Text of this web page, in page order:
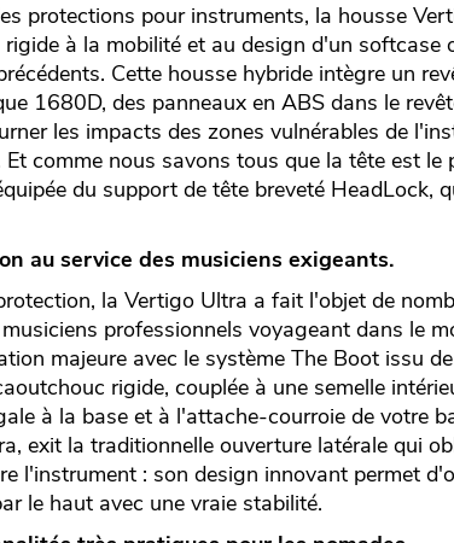
protections pour instruments, la housse
à la mobilité et au design d'un softcase
Cette housse hybride intègre un
1680D, des panneaux en ABS dans le
les impacts des zones vulnérables de
comme nous savons tous que la tête est le
du support de tête breveté HeadLock,
au service des musiciens exigeants.
la Vertigo Ultra a fait l'objet de
professionnels voyageant dans le
majeure avec le système The Boot issu
rigide, couplée à une semelle
à la base et à l'attache-courroie de votre
exit la traditionnelle ouverture latérale qui
l'instrument : son design innovant permet
le haut avec une vraie stabilité.